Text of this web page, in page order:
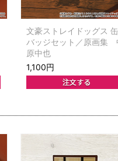
文豪ストレイドッグス 缶
バッジセット／原画集
原中也
1,100円